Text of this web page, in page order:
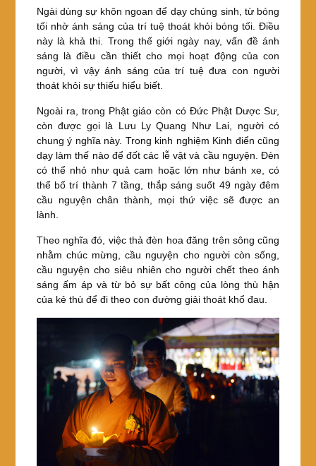
Ngài dùng sự khôn ngoan để dạy chúng sinh, từ bóng
tối nhờ ánh sáng của trí tuệ thoát khỏi bóng tối. Điều
này là khả thi. Trong thế giới ngày nay, vấn đề ánh
sáng là điều cần thiết cho mọi hoạt động của con
người, vì vậy ánh sáng của trí tuệ đưa con người
thoát khỏi sự thiếu hiểu biết.
Ngoài ra, trong Phật giáo còn có Đức Phật Dược Sư,
còn được gọi là Lưu Ly Quang Như Lai, người có
chung ý nghĩa này. Trong kinh nghiệm Kinh điển cũng
dạy làm thế nào để đốt các lễ vật và cầu nguyện. Đèn
có thể nhỏ như quả cam hoặc lớn như bánh xe, có
thể bố trí thành 7 tầng, thắp sáng suốt 49 ngày đêm
cầu nguyện chân thành, mọi thứ việc sẽ được an
lành.
Theo nghĩa đó, việc thả đèn hoa đăng trên sông cũng
nhằm chúc mừng, cầu nguyện cho người còn sống,
cầu nguyện cho siêu nhiên cho người chết theo ánh
sáng ấm áp và từ bỏ sự bất công của lòng thù hận
của kẻ thù để đi theo con đường giải thoát khổ đau.